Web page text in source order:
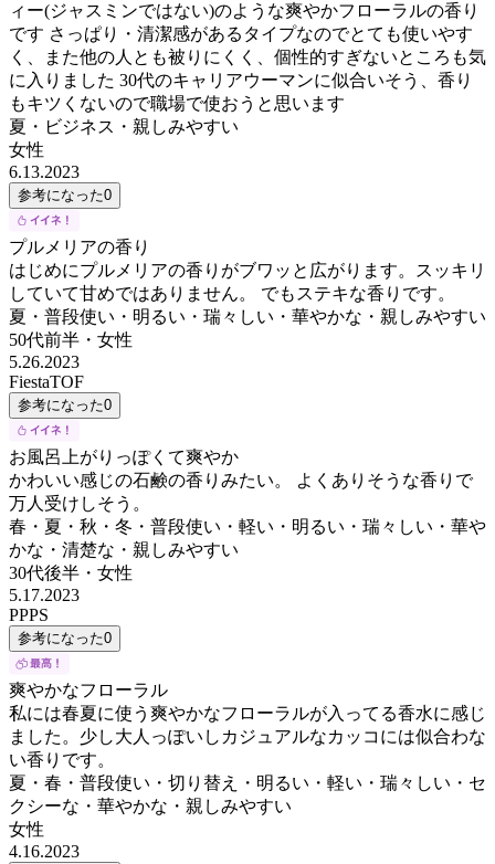
ィー(ジャスミンではない)のような爽やかフローラルの香り
です さっぱり・清潔感があるタイプなのでとても使いやす
く、また他の人とも被りにくく、個性的すぎないところも気
に入りました 30代のキャリアウーマンに似合いそう、香り
もキツくないので職場で使おうと思います
夏・ビジネス・親しみやすい
女性
6.13.2023
参考になった0
プルメリアの香り
はじめにプルメリアの香りがブワッと広がります。スッキリ
していて甘めではありません。 でもステキな香りです。
夏・普段使い・明るい・瑞々しい・華やかな・親しみやすい
50代前半 ・ 女性
5.26.2023
FiestaTOF
参考になった0
お風呂上がりっぽくて爽やか
かわいい感じの石鹸の香りみたい。 よくありそうな香りで
万人受けしそう。
春・夏・秋・冬・普段使い・軽い・明るい・瑞々しい・華や
かな・清楚な・親しみやすい
30代後半 ・ 女性
5.17.2023
PPPS
参考になった0
爽やかなフローラル
私には春夏に使う爽やかなフローラルが入ってる香水に感じ
ました。少し大人っぽいしカジュアルなカッコには似合わな
い香りです。
夏・春・普段使い・切り替え・明るい・軽い・瑞々しい・セ
クシーな・華やかな・親しみやすい
女性
4.16.2023